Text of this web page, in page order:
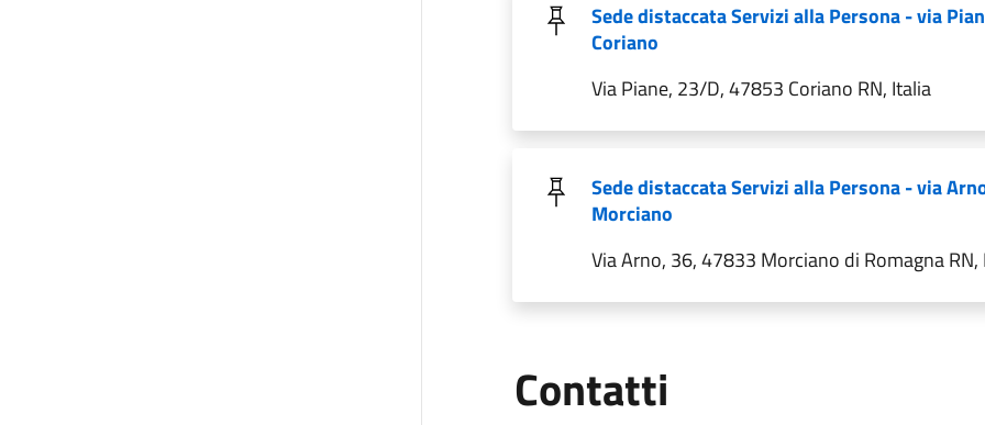
Sede distaccata Servizi alla Persona - via
Coriano
Via Piane, 23/D, 47853 Coriano RN, Italia
Sede distaccata Servizi alla Persona - via
Morciano
Via Arno, 36, 47833 Morciano di Romagna RN,
Contatti